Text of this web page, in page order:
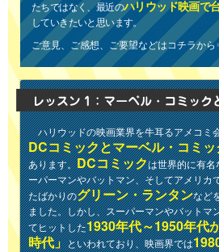
たちではなく、最近のハリウッド映画で
していきたいと思います。
ご意見、ご感想、ご要望などはコチラか
ハリウッドの映画業界を牛耳るアメコミ
DCコミックとマーベル・コミッ
あります。DCコミックは世界的に有名
ーパーマンやバットマン、そしてアメリカ
たばかりのグリーン・ランタンなど
ました。しかし、スーパーマンやバットマ
てヒットした1930年代～1950年代
時代」といわれており、映画界では